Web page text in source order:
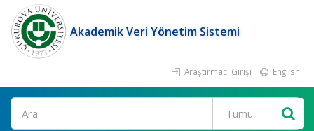
Akademik Veri Yönetim Sistemi
Araştırmacı Girişi English
Ara